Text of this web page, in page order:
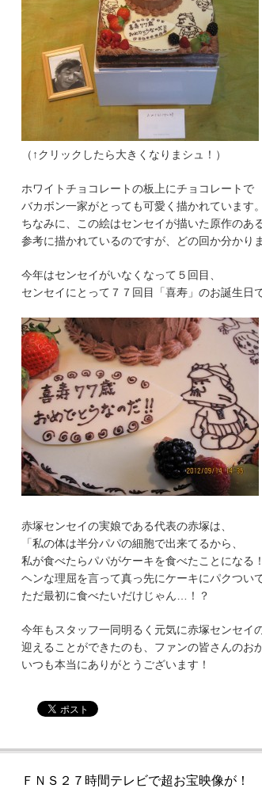
（↑クリックしたら大きくなりまシュ！）
ホワイトチョコレートの板上にチョコレートで
バカボン一家がとっても可愛く描かれています。
ちなみに、この絵はセンセイが描いた原作のあ
参考に描かれているのですが、どの回か分かり
今年はセンセイがいなくなって５回目、
センセイにとって７７回目「喜寿」のお誕生日
赤塚センセイの実娘である代表の赤塚は、
「私の体は半分パパの細胞で出来てるから、
私が食べたらパパがケーキを食べたことになる
ヘンな理屈を言って真っ先にケーキにパクつい
ただ最初に食べたいだけじゃん…！？
今年もスタッフ一同明るく元気に赤塚センセイ
迎えることができたのも、ファンの皆さんのお
いつも本当にありがとうございます！
ＦＮＳ２７時間テレビで超お宝映像が！